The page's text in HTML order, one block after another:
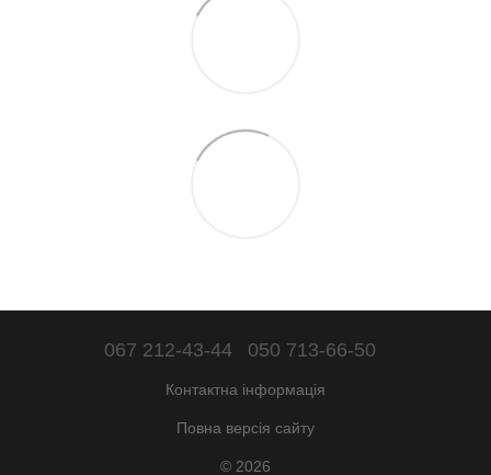
067 212-43-44 050 713-66-50
Контактна інформація
Повна версія сайту
© 2026